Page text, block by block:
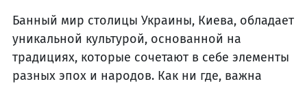
Банный мир столицы Украины, Киева, обладает
уникальной культурой, основанной на
традициях, которые сочетают в себе элементы
разных эпох и народов. Как ни где, важна